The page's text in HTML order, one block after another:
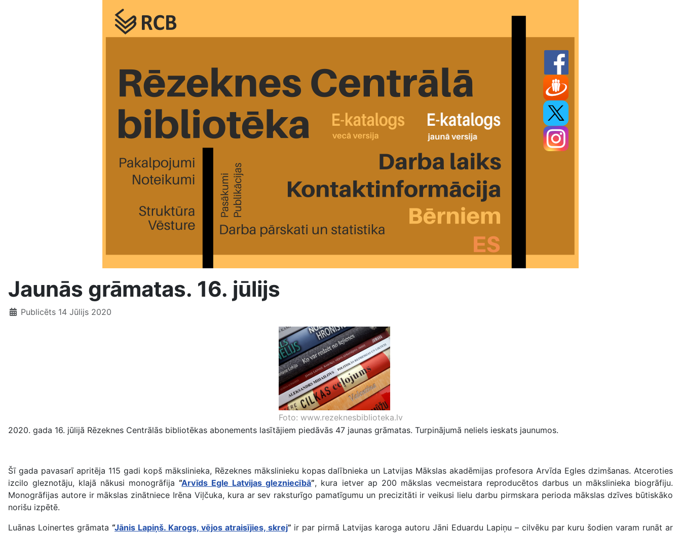
Jaunās grāmatas. 16. jūlijs
Publicēts 14 Jūlijs 2020
Foto: www.rezeknesbiblioteka.lv
2020. gada 16. jūlijā Rēzeknes Centrālās bibliotēkas abonements lasītājiem piedāvās 47 jaunas grāmatas. Turpinājumā neliels ieskats jaunumos.
Šī gada pavasarī apritēja 115 gadi kopš mākslinieka, Rēzeknes mākslinieku kopas dalībnieka un Latvijas Mākslas akadēmijas profesora Arvīda Egles dzimšanas. Atceroties
izcilo gleznotāju, klajā nākusi monogrāfija“Arvīds Egle Latvijas glezniecībā”, kura ietver ap 200 mākslas vecmeistara reproducētos darbus un mākslinieka biogrāfiju.
Monogrāfijas autore ir mākslas zinātniece Irēna Viļčuka, kura ar sev raksturīgo pamatīgumu un precizitāti ir veikusi lielu darbu pirmskara perioda mākslas dzīves būtiskāko
norišu izpētē.
Luānas Loinertes grāmata “Jānis Lapiņš. Karogs, vējos atraisījies, skrej” ir par pirmā Latvijas karoga autoru Jāni Eduardu Lapiņu – cilvēku par kuru šodien varam runāt ar